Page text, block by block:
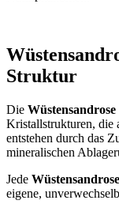
Struktur
Die
Kristallstrukturen, die
entstehen durch das
mineralischen
Jede
eigene,